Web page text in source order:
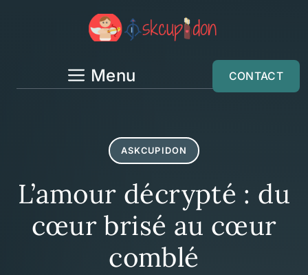
Menu CONTACT
ASKCUPIDON
L’amour décrypté : du
cœur brisé au cœur
comblé